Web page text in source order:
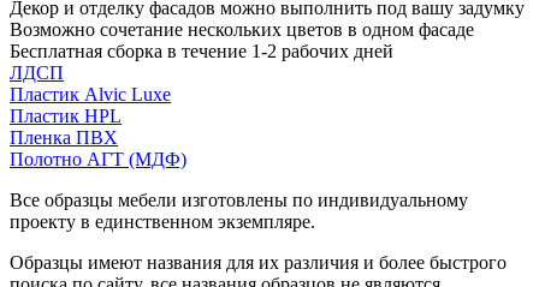
Декор и отделку фасадов можно выполнить под вашу задумку
Возможно сочетание нескольких цветов в одном фасаде
Бесплатная сборка в течение 1-2 рабочих дней
ЛДСП
Пластик Alvic Luxe
Пластик HPL
Пленка ПВХ
Полотно АГТ (МДФ)
Все образцы мебели изготовлены по индивидуальному
проекту в единственном экземпляре.
Образцы имеют названия для их различия и более быстрого